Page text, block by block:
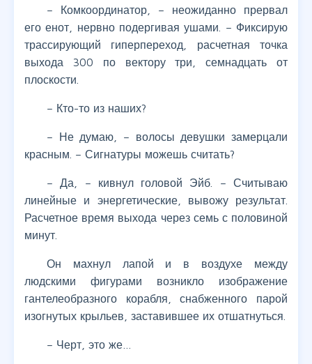
– Комкоординатор, – неожиданно прервал
его енот, нервно подергивая ушами. – Фиксирую
трассирующий гиперпереход, расчетная точка
выхода 300 по вектору три, семнадцать от
плоскости.
– Кто-то из наших?
– Не думаю, – волосы девушки замерцали
красным. – Сигнатуры можешь считать?
– Да, – кивнул головой Эйб. – Считываю
линейные и энергетические, вывожу результат.
Расчетное время выхода через семь с половиной
минут.
Он махнул лапой и в воздухе между
людскими фигурами возникло изображение
гантелеобразного корабля, снабженного парой
изогнутых крыльев, заставившее их отшатнуться.
– Черт, это же…